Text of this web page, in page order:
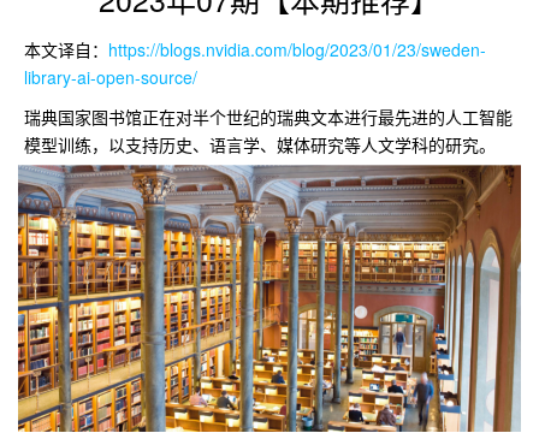
本文译自： https://blogs.nvidia.com/blog/2023/01/23/sweden-
library-ai-open-source/
瑞典国家图书馆正在对半个世纪的瑞典文本进行最先进的人工智能
模型训练，以支持历史、语言学、媒体研究等人文学科的研究。